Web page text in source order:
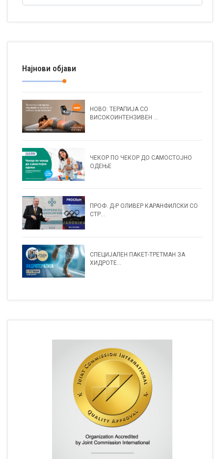
Најнови објави
НОВО: ТЕРАПИЈА СО
ВИСОКОИНТЕНЗИВЕН ...
ЧЕКОР ПО ЧЕКОР ДО САМОСТОЈНО
ОДЕЊЕ
ПРОФ. Д-Р ОЛИВЕР КАРАНФИЛСКИ СО
СТР...
СПЕЦИЈАЛЕН ПАКЕТ-ТРЕТМАН ЗА
ХИДРОТЕ...